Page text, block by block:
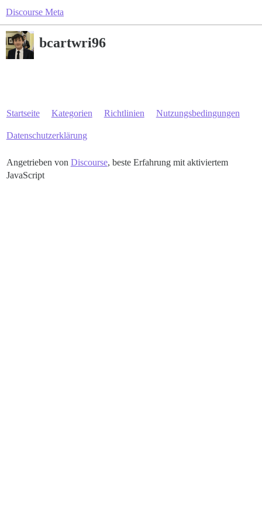
Discourse Meta
bcartwri96
Startseite Kategorien Richtlinien Nutzungsbedingungen
Datenschutzerklärung
Angetrieben von Discourse, beste Erfahrung mit aktiviertem
JavaScript